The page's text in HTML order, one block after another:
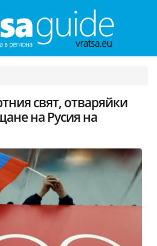
свят, отваряйки
на Русия на